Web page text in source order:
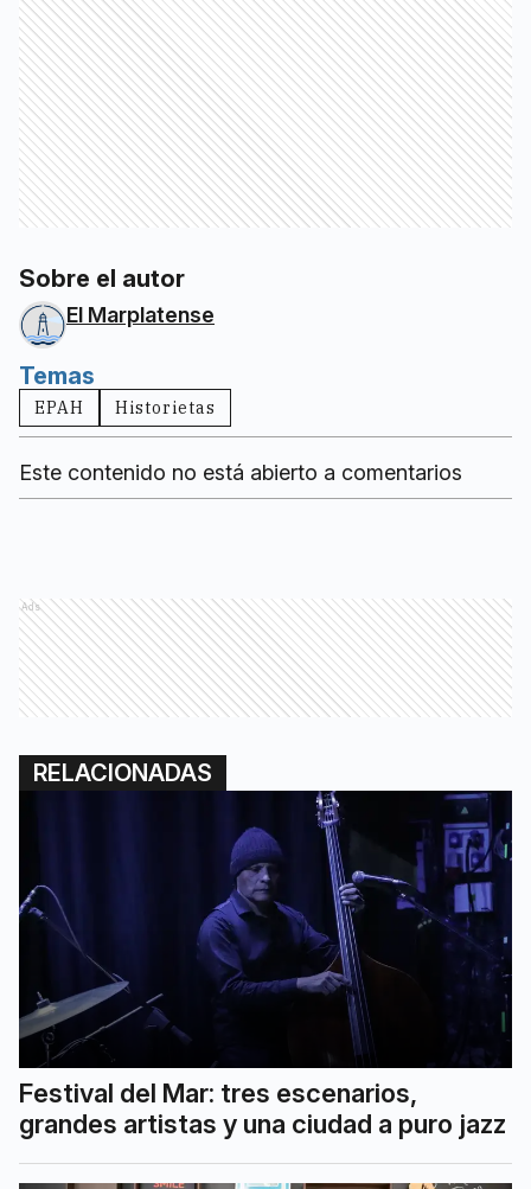
Sobre el autor
El Marplatense
Temas
EPAH Historietas
Este contenido no está abierto a comentarios
Ads
RELACIONADAS
Festival del Mar: tres escenarios,
grandes artistas y una ciudad a puro jazz